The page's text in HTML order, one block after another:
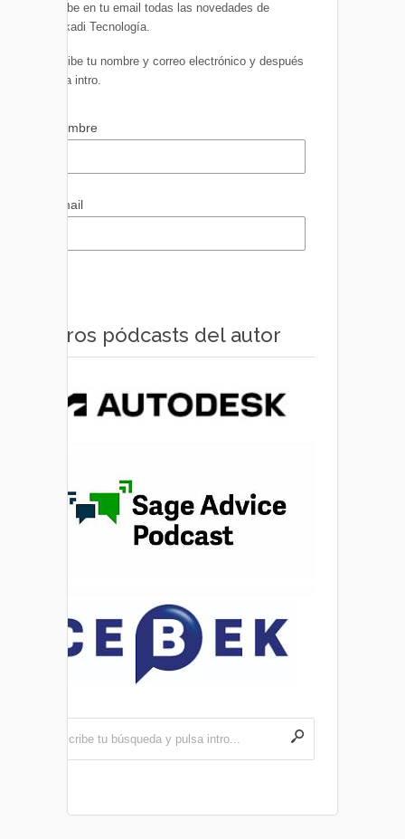
Recibe en tu email todas las novedades de
Euskadi Tecnología.
Escribe tu nombre y correo electrónico y después
pulsa intro.
Nombre
Email
Otros pódcasts del autor